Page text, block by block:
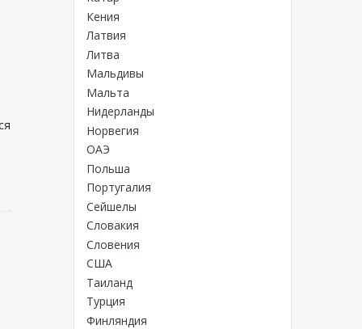
Кения
Латвия
Литва
Мальдивы
Мальта
Нидерланды
Норвегия
ОАЭ
Польша
Португалия
Сейшелы
Словакия
Словения
США
Таиланд
Турция
Финляндия